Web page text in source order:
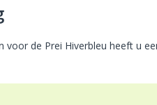
voor de Prei Hiverbleu heeft u